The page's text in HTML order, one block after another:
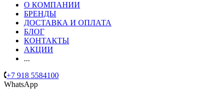
О КОМПАНИИ
БРЕНДЫ
ДОСТАВКА И ОПЛАТА
БЛОГ
КОНТАКТЫ
АКЦИИ
...
+7 918 5584100
WhatsApp